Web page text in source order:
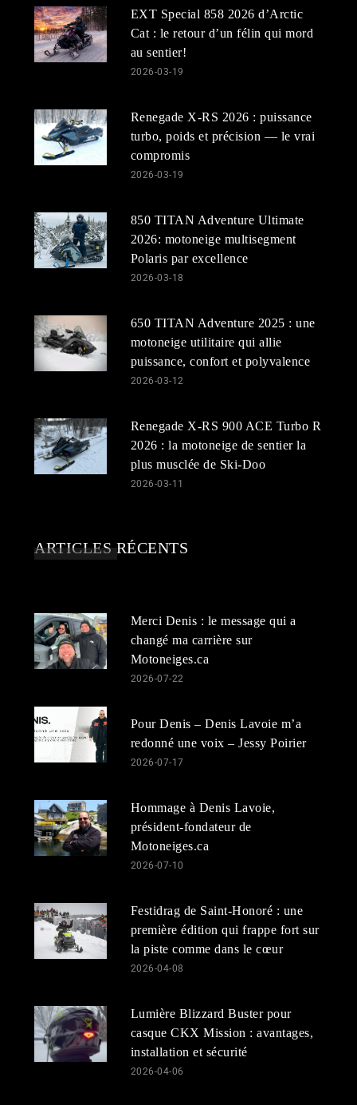
EXT Special 858 2026 d’Arctic
Cat : le retour d’un félin qui mord
au sentier!
2026-03-19
Renegade X-RS 2026 : puissance
turbo, poids et précision — le vrai
compromis
2026-03-19
850 TITAN Adventure Ultimate
2026: motoneige multisegment
Polaris par excellence
2026-03-18
650 TITAN Adventure 2025 : une
motoneige utilitaire qui allie
puissance, confort et polyvalence
2026-03-12
Renegade X-RS 900 ACE Turbo R
2026 : la motoneige de sentier la
plus musclée de Ski-Doo
2026-03-11
ARTICLES RÉCENTS
Merci Denis : le message qui a
changé ma carrière sur
Motoneiges.ca
2026-07-22
Pour Denis – Denis Lavoie m’a
redonné une voix – Jessy Poirier
2026-07-17
Hommage à Denis Lavoie,
président-fondateur de
Motoneiges.ca
2026-07-10
Festidrag de Saint-Honoré : une
première édition qui frappe fort sur
la piste comme dans le cœur
2026-04-08
Lumière Blizzard Buster pour
casque CKX Mission : avantages,
installation et sécurité
2026-04-06